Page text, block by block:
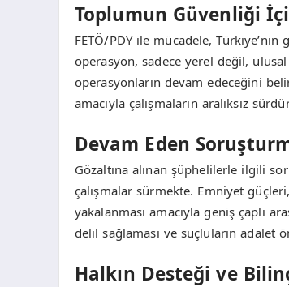
Toplumun Güvenliği
FETÖ/PDY ile mücadele,
operasyon, sadece yerel değil,
operasyonların devam edeceğini
amacıyla çalışmaların aralıksız
Devam Eden
Gözaltına alınan şüphelilerle ilgili
çalışmalar sürmekte. Emniyet
yakalanması amacıyla geniş çaplı
delil sağlaması ve suçluların adalet
Halkın Desteği ve